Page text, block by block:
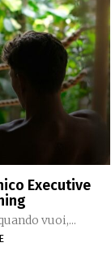
Executive
vuoi,...